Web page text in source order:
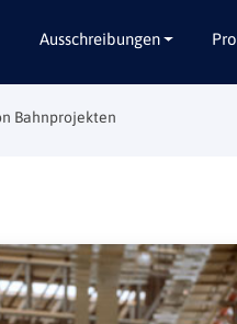
Ausschreibungen
Alle Bundesländer
Brandenburg
Bremen
Bahnprojekten